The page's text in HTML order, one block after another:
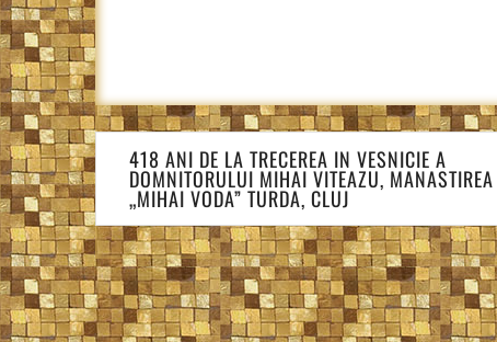
Navigare
în
articole
418 ANI DE LA TRECEREA IN VESNICIE A
DOMNITORULUI MIHAI VITEAZU, MANASTIREA
„MIHAI VODA” TURDA, CLUJ